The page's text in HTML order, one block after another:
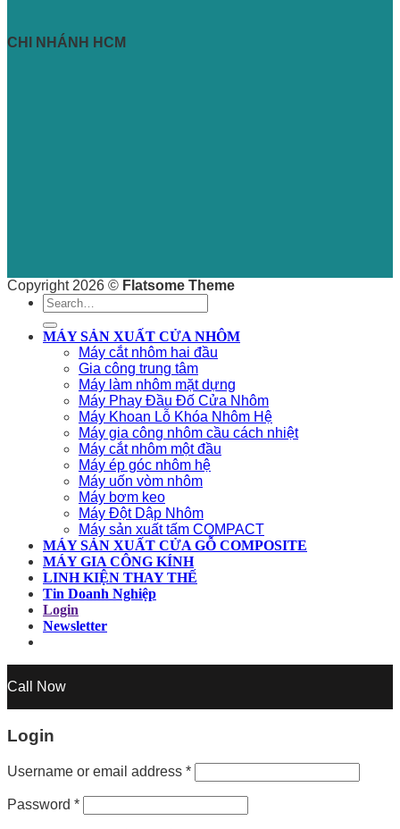
CHI NHÁNH HCM
Copyright 2026 © Flatsome Theme
Search
for:
MÁY SẢN XUẤT CỬA NHÔM
Máy cắt nhôm hai đầu
Gia công trung tâm
Máy làm nhôm mặt dựng
Máy Phay Đầu Đố Cửa Nhôm
Máy Khoan Lỗ Khóa Nhôm Hệ
Máy gia công nhôm cầu cách nhiệt
Máy cắt nhôm một đầu
Máy ép góc nhôm hệ
Máy uốn vòm nhôm
Máy bơm keo
Máy Đột Dập Nhôm
Máy sản xuất tấm COMPACT
MÁY SẢN XUẤT CỬA GỖ COMPOSITE
MÁY GIA CÔNG KÍNH
LINH KIỆN THAY THẾ
Tin Doanh Nghiệp
Login
Newsletter
Call Now
Login
Username or email address *
Password *